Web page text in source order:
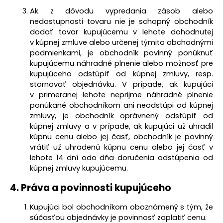
Ak z dôvodu vypredania zásob alebo
nedostupnosti tovaru nie je schopný obchodník
dodať tovar kupujúcemu v lehote dohodnutej
v kúpnej zmluve alebo určenej týmito obchodnými
podmienkami, je obchodník povinný ponúknuť
kupujúcemu náhradné plnenie alebo možnosť pre
kupujúceho odstúpiť od kúpnej zmluvy, resp.
stornovať objednávku. V prípade, ak kupujúci
v primeranej lehote neprijme náhradné plnenie
ponúkané obchodníkom ani neodstúpi od kúpnej
zmluvy, je obchodník oprávnený odstúpiť od
kúpnej zmluvy a v prípade, ak kupujúci už uhradil
kúpnu cenu alebo jej časť, obchodník je povinný
vrátiť už uhradenú kúpnu cenu alebo jej časť v
lehote 14 dní odo dňa doručenia odstúpenia od
kúpnej zmluvy kupujúcemu.
4.Práva a povinnosti kupujúceho
Kupujúci bol obchodníkom oboznámený s tým, že
súčasťou objednávky je povinnosť zaplatiť cenu.